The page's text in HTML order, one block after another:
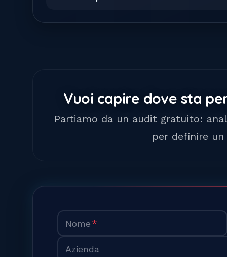
Vuoi capire dove sta
Partiamo da un audit gratuito:
per definire
Nome*
Azienda